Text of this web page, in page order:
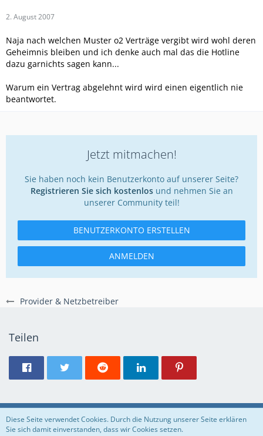
Provider & Netzbetreiber
2. August 2007
Naja nach welchen Muster o2 Verträge vergibt wird wohl deren
Geheimnis bleiben und ich denke auch mal das die Hotline
dazu garnichts sagen kann...
Warum ein Vertrag abgelehnt wird wird einen eigentlich nie
beantwortet.
Jetzt mitmachen!
Sie haben noch kein Benutzerkonto auf unserer Seite?
Registrieren Sie sich kostenlosund nehmen Sie an
unserer Community teil!
BENUTZERKONTO ERSTELLEN
ANMELDEN
Teilen
Regeln Datenschutzerklärung Impressum
Diese Seite verwendet Cookies. Durch die Nutzung unserer Seite erklären
Sie sich damit einverstanden, dass wir Cookies setzen.